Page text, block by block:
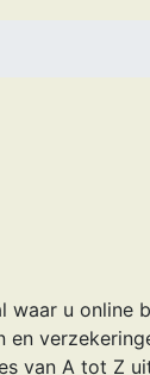
waar u online
van A tot Z